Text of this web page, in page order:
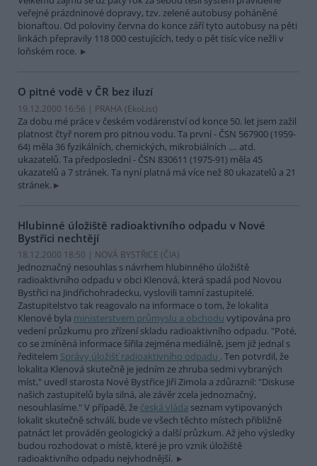
veřejné prázdninové dopravy, tzv. zelené autobusy poháněné
bionaftou. Od poloviny června do konce září tyto autobusy na pěti
linkách přepravily 118 000 cestujících, tedy o pět tisíc více nežli v
loňském roce.
O pitné vodě v ČR bez iluzí
19.12.2000 16:56 | PRAHA (EkoList)
Za dobu mé práce v českém vodárenství od konce 50. let jsem zažil
platnost čtyř norem pro pitnou vodu. Ta první - ČSN 567900 (1959-
64) měla 36 fyzikálních, chemických, mikrobiálních .... atd.
ukazatelů. Ta předposlední - ČSN 830611 (1975-91) měla 45
ukazatelů a 7 stránek. Ta nyní platná má více než 80 ukazatelů a 21
stránek.
Hlubinné úložiště radioaktivního odpadu v Nové
Bystřici nechtějí
18.12.2000 18:50 | NOVÁ BYSTŘICE (ČIA)
Jednoznačný nesouhlas s návrhem hlubinného úložiště
radioaktivního odpadu v obci Klenová, která spadá pod Novou
Bystřici na Jindřichohradecku, vyslovili tamní zastupitelé.
Zastupitelstvo tak reagovalo na informace o tom, že lokalita
Klenové byla ministerstvem průmyslu a obchodu vytipována pro
vedení průzkumu pro zřízení skladu radioaktivního odpadu. "Poté,
co se zmíněná informace šířila zejména mediálně, jsem již jednal s
ředitelem Správy úložišť radioaktivního odpadu . Ten potvrdil, že
lokalita Klenová skutečně je jedním ze zhruba sedmi vybraných
míst," uvedl starosta Nové Bystřice Jiří Zimola a zdůraznil: "Diskuse
našich zastupitelů byla silná, ale závěr zcela jednoznačný,
nesouhlasíme." V případě, že česká vláda seznam vytipovaných
lokalit skutečně schválí, bude ve všech těchto místech přibližně
patnáct let prováděn geologický a další průzkum. Až jeho výsledky
budou rozhodovat o místě, které je pro vznik úložiště
radioaktivního odpadu nejvhodnější.